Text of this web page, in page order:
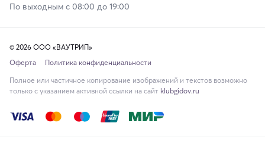
По выходным с 08:00 до 19:00
© 2026 ООО «ВАУТРИП»
Оферта
Политика конфиденциальности
Полное или частичное копирование изображений и текстов возможно
только с указанием активной ссылки на сайт klubgidov.ru